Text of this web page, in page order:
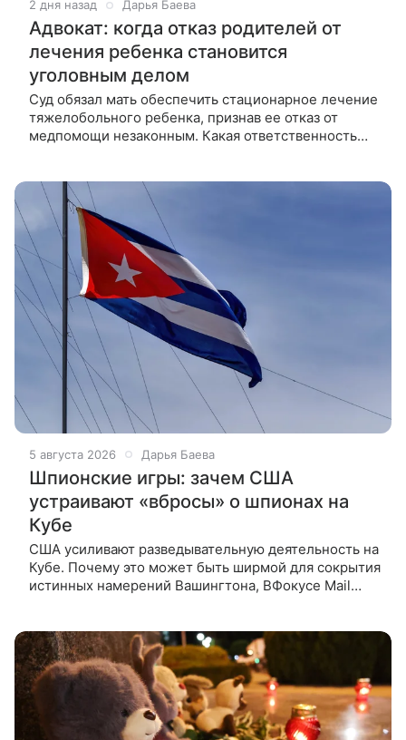
2 дня назад Дарья Баева
Адвокат: когда отказ родителей от
лечения ребенка становится
уголовным делом
Суд обязал мать обеспечить стационарное лечение
тяжелобольного ребенка, признав ее отказ от
медпомощи незаконным. Какая ответственность
5 августа 2026 Дарья Баева
Шпионские игры: зачем США
устраивают «вбросы» о шпионах на
Кубе
США усиливают разведывательную деятельность на
Кубе. Почему это может быть ширмой для сокрытия
истинных намерений Вашингтона, ВФокусе Mail